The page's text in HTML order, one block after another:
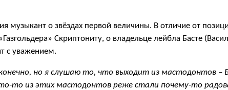
музыкант о звёздах первой величины. В отличие от
Скриптониту, о владельце лейбла Басте
с уважением.
но я слушаю то, что выходит из мастодонтов –
то из этих мастодонтов реже стали почему-то